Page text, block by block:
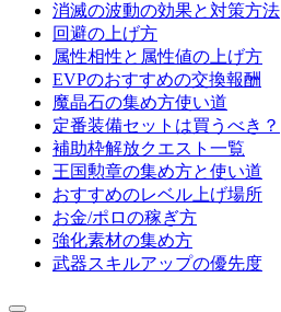
消滅の波動の効果と対策方法
回避の上げ方
属性相性と属性値の上げ方
EVPのおすすめの交換報酬
魔晶石の集め方使い道
定番装備セットは買うべき？
補助枠解放クエスト一覧
王国勲章の集め方と使い道
おすすめのレベル上げ場所
お金/ポロの稼ぎ方
強化素材の集め方
武器スキルアップの優先度